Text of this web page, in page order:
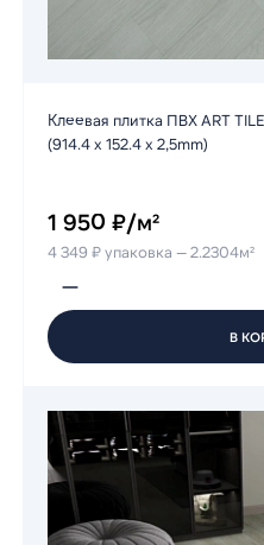
Клеевая плитка ПВХ ART
(914.4 х 152.4 х 2,5mm)
1 950 ₽/м²
4 349 ₽ упаковка — 2.2304м²
В